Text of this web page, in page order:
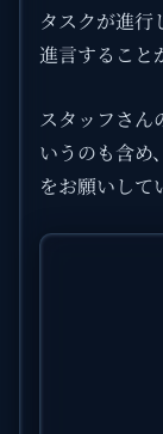
タスクが進行
進言すること
スタッフさん
いうのも含め
をお願いして